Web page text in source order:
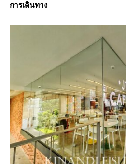
การเดินทาง